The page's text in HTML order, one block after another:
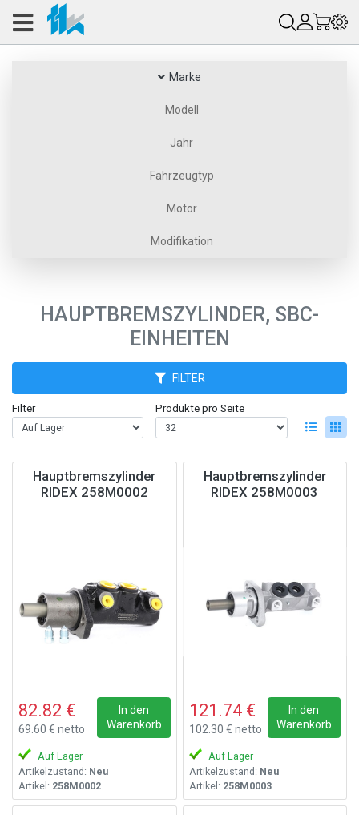
Marke
Modell
Jahr
Fahrzeugtyp
Motor
Modifikation
HAUPTBREMSZYLINDER, SBC-
EINHEITEN
FILTER
Filter Produkte pro Seite
Hauptbremszylinder
RIDEX 258M0002
82.82 €
69.60 € netto
In den
Warenkorb
Auf Lager
Artikelzustand: Neu
Artikel: 258M0002
Hauptbremszylinder
RIDEX 258M0003
121.74 €
102.30 € netto
In den
Warenkorb
Auf Lager
Artikelzustand: Neu
Artikel: 258M0003